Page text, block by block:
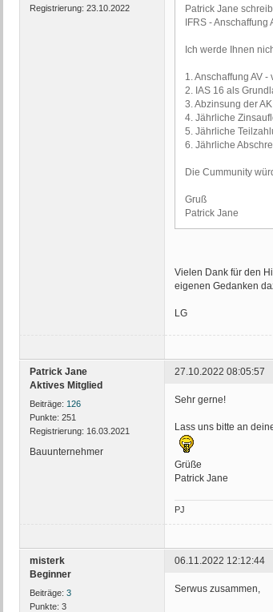
Registrierung: 23.10.2022
Patrick Jane
IFRS - Anschaffung
Ich werde Ihnen
1. Anschaffung AV
2. IAS 16 als
3. Abzinsung der
4. Jährliche
5. Jährliche
6. Jährliche
Die Cummunity
Gruß
Patrick Jane
Vielen Dank für den
eigenen Gedanken
LG
Patrick Jane
Aktives Mitglied
Beiträge: 126
Punkte: 251
Registrierung: 16.03.2021
Bauunternehmer
27.10.2022 08:05:57
Sehr gerne!
Lass uns bitte an
Grüße
Patrick Jane
PJ
misterk
Beginner
Beiträge: 3
Punkte: 3
06.11.2022 12:12:44
Serwus zusammen,